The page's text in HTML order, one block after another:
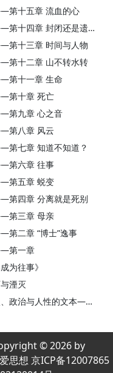
第十五章 流血的心
十四章 封闭还是遗忘？
第十三章 时间与人物
第十二章 山不转水转
第十一章 生命
第十章 死亡
第九章 心之音
第八章 风云
第七章 知道不知道？
第六章 往事
第五章 蜕变
第四章 分离就是死别
第三章 母亲
第二章 “博士”逸事
第一章
为往事》
湮灭
的文本——评长篇小说《当青春成为
© 2026 by
思想 京ICP备12007865